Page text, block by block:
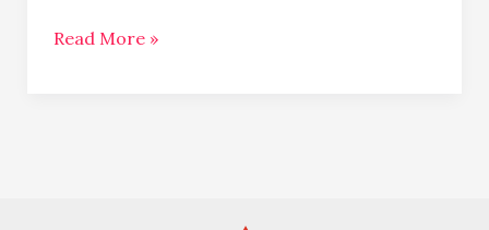
Read More »